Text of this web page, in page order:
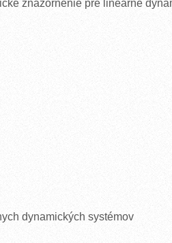
znázornenie pre lineárne
dynamických systémov